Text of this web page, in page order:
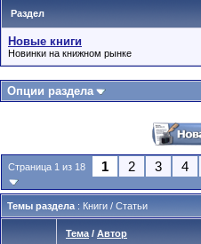
Раздел
Новые книги
Новинки на книжном рынке
Опции раздела
Страница 1 из 18 1 2 3 4
Темы раздела : Книги / Статьи
Тема / Автор